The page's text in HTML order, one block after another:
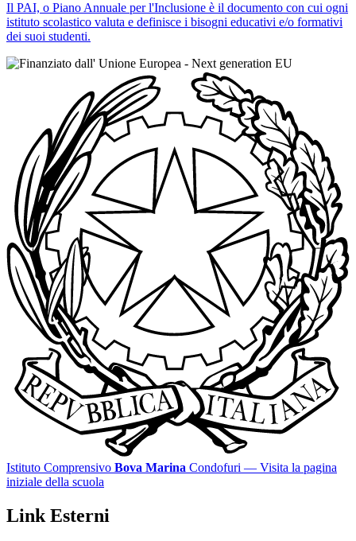
Il PAI, o Piano Annuale per l'Inclusione è il documento con cui ogni
istituto scolastico valuta e definisce i bisogni educativi e/o formativi
dei suoi studenti.
Istituto Comprensivo Bova Marina Condofuri — Visita la pagina
iniziale della scuola
Link Esterni